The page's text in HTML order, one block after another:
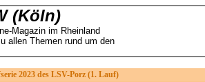
(Köln)
Magazin im Rheinland
allen Themen rund um den
2023 des LSV-Porz (1. Lauf)